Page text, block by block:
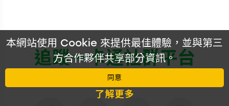
更多銷售據點
追蹤一卡通社群平台
更快收到一卡通的資訊！！
本網站使用 Cookie 來提供最佳體驗，並與第三
方合作夥伴共享部分資訊。
同意
了解更多